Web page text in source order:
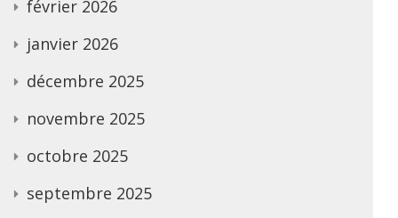
février 2026
janvier 2026
décembre 2025
novembre 2025
octobre 2025
septembre 2025